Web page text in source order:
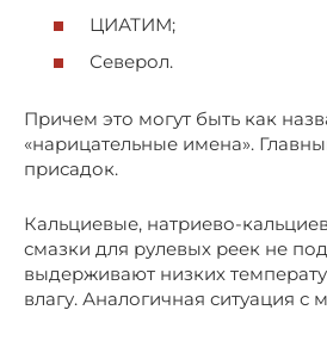
ЦИАТИМ;
Северол.
Причем это могут быть как
«нарицательные имена».
присадок.
Кальциевые, натриево-
смазки для рулевых реек не
выдерживают низких
влагу. Аналогичная ситуация